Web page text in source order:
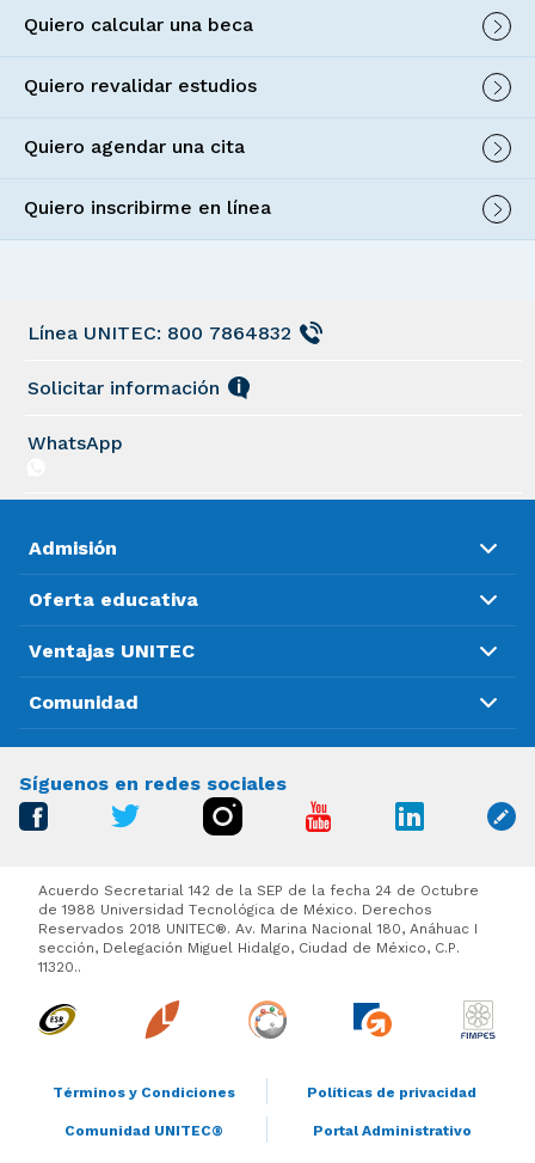
Quiero calcular una beca
Quiero revalidar estudios
Quiero agendar una cita
Quiero inscribirme en línea
Línea UNITEC: 800 7864832
Solicitar información
WhatsApp
Admisión
Oferta educativa
Ventajas UNITEC
Comunidad
Síguenos en redes sociales
Términos y Condiciones Políticas de privacidad
Comunidad UNITEC® Portal Administrativo
Acuerdo Secretarial 142 de la SEP de la fecha 24 de Octubre
de 1988 Universidad Tecnológica de México. Derechos
Reservados 2018 UNITEC®. Av. Marina Nacional 180, Anáhuac I
sección, Delegación Miguel Hidalgo, Ciudad de México, C.P.
11320..